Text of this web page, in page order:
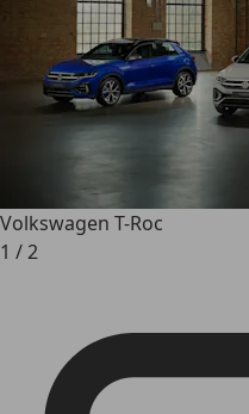
Volkswagen T-Roc
1 /2